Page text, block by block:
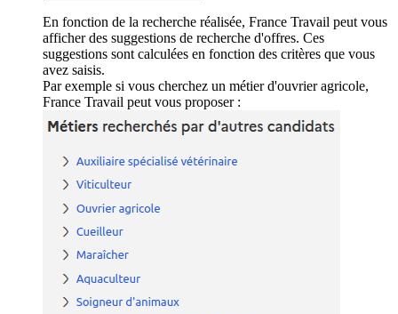
En fonction de la recherche réalisée, France Travail peut vous
afficher des suggestions de recherche d'offres. Ces
suggestions sont calculées en fonction des critères que vous
avez saisis.
Par exemple si vous cherchez un métier d'ouvrier agricole,
France Travail peut vous proposer :